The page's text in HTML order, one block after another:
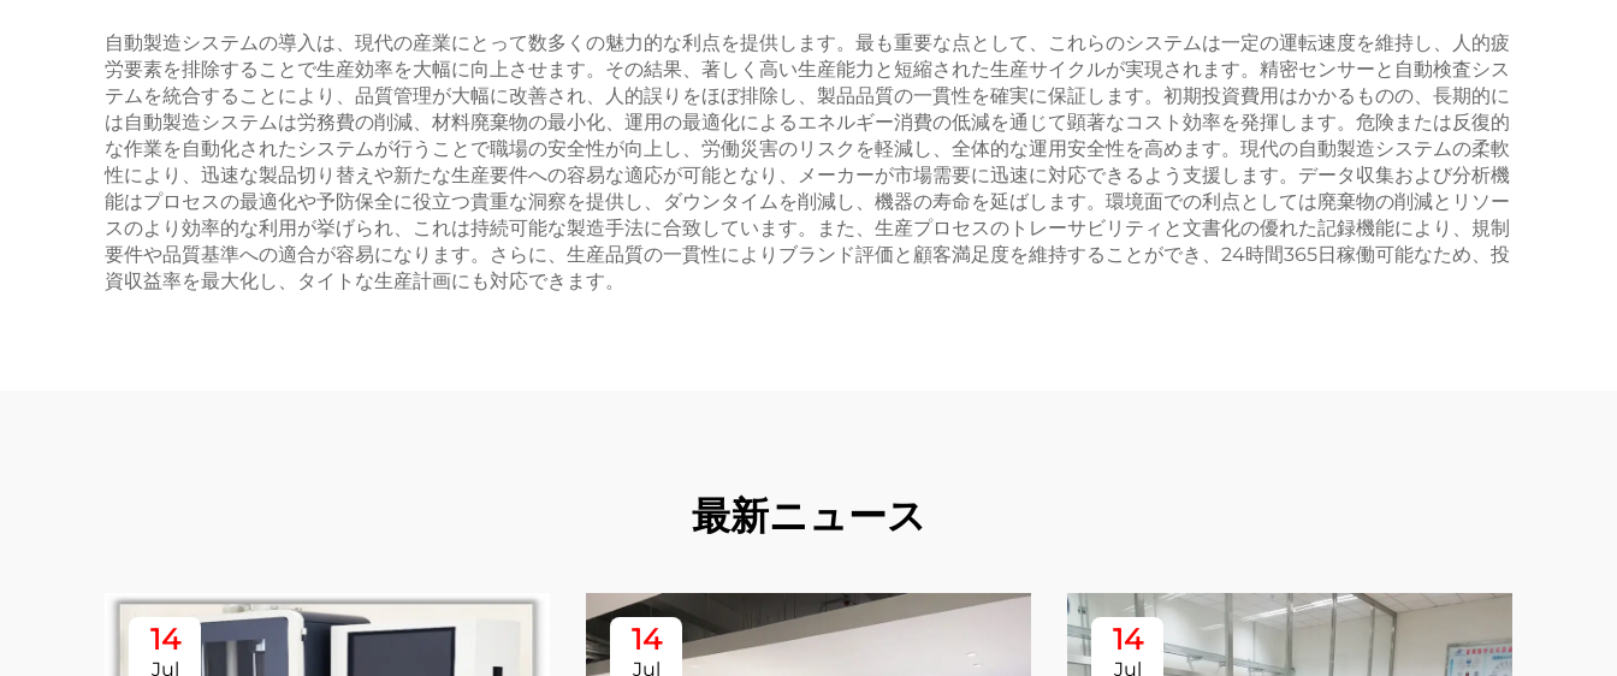
自動製造システムの導入は、現代の産業にとって数多くの魅力的な利点を提供します。最も重要な点として、これらのシステムは一定の運転速度を維持し、人的疲
労要素を排除することで生産効率を大幅に向上させます。その結果、著しく高い生産能力と短縮された生産サイクルが実現されます。精密センサーと自動検査シス
テムを統合することにより、品質管理が大幅に改善され、人的誤りをほぼ排除し、製品品質の一貫性を確実に保証します。初期投資費用はかかるものの、長期的に
は自動製造システムは労務費の削減、材料廃棄物の最小化、運用の最適化によるエネルギー消費の低減を通じて顕著なコスト効率を発揮します。危険または反復的
な作業を自動化されたシステムが行うことで職場の安全性が向上し、労働災害のリスクを軽減し、全体的な運用安全性を高めます。現代の自動製造システムの柔軟
性により、迅速な製品切り替えや新たな生産要件への容易な適応が可能となり、メーカーが市場需要に迅速に対応できるよう支援します。データ収集および分析機
能はプロセスの最適化や予防保全に役立つ貴重な洞察を提供し、ダウンタイムを削減し、機器の寿命を延ばします。環境面での利点としては廃棄物の削減とリソー
スのより効率的な利用が挙げられ、これは持続可能な製造手法に合致しています。また、生産プロセスのトレーサビリティと文書化の優れた記録機能により、規制
要件や品質基準への適合が容易になります。さらに、生産品質の一貫性によりブランド評価と顧客満足度を維持することができ、24時間365日稼働可能なため、投
資収益率を最大化し、タイトな生産計画にも対応できます。
最新ニュース
14
Jul
14
Jul
14
Jul